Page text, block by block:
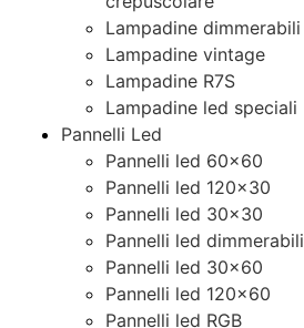
Lampadine dimmerabili
Lampadine vintage
Lampadine R7S
Lampadine led speciali
Pannelli Led
Pannelli led 60×60
Pannelli led 120×30
Pannelli led 30×30
Pannelli led dimmerabili
Pannelli led 30×60
Pannelli led 120×60
Pannelli led RGB